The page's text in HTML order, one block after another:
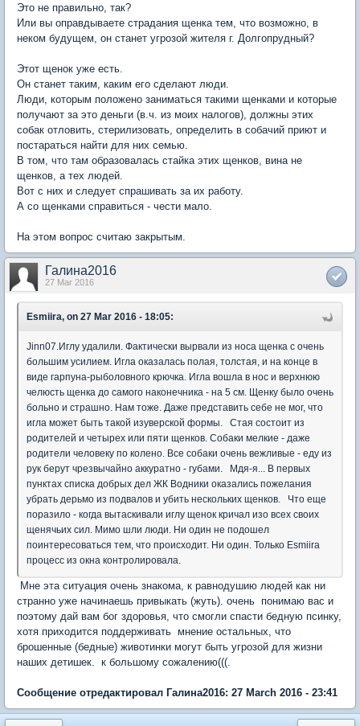
Это не правильно, так?
Или вы оправдываете страдания щенка тем, что возможно, в
неком будущем, он станет угрозой жителя г. Долгопрудный?
Этот щенок уже есть.
Он станет таким, каким его сделают люди.
Люди, которым положено заниматься такими щенками и которые
получают за это деньги (в.ч. из моих налогов), должны этих
собак отловить, стерилизовать, определить в собачий приют и
постараться найти для них семью.
В том, что там образовалась стайка этих щенков, вина не
щенков, а тех людей.
Вот с них и следует спрашивать за их работу.
А со щенками справиться - чести мало.
На этом вопрос считаю закрытым.
Галина2016
27 Mar 2016
Esmiira, on 27 Mar 2016 - 18:05:
Jinn07.Иглу удалили. Фактически вырвали из носа щенка с очень
большим усилием. Игла оказалась полая, толстая, и на конце в
виде гарпуна-рыболовного крючка. Игла вошла в нос и верхнюю
челюсть щенка до самого наконечника - на 5 см. Щенку было очень
больно и страшно. Нам тоже. Даже представить себе не мог, что
игла может быть такой изуверской формы. Стая состоит из
родителей и четырех или пяти щенков. Собаки мелкие - даже
родители человеку по колено. Все собаки очень вежливые - еду из
рук берут чрезвычайно аккуратно - губами. Мдя-я... В первых
пунктах списка добрых дел ЖК Водники оказались пожелания
убрать дерьмо из подвалов и убить нескольких щенков. Что еще
поразило - когда вытаскивали иглу щенок кричал изо всех своих
щенячьих сил. Мимо шли люди. Ни один не подошел
поинтересоваться тем, что происходит. Ни один. Только Esmiira
процесс из окна контролировала.
Мне эта ситуация очень знакома, к равнодушию людей как ни
странно уже начинаешь привыкать (жуть). очень понимаю вас и
поэтому дай вам бог здоровья, что смогли спасти бедную псинку,
хотя приходится поддерживать мнение остальных, что
брошенные (бедные) животинки могут быть угрозой для жизни
наших детишек. к большому сожалению(((.
Сообщение отредактировал Галина2016: 27 March 2016 - 23:41